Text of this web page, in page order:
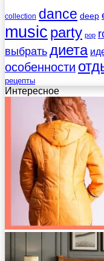
collection dance deep
music party pop
выбратьдиета
особенности
рецепты
Интересное